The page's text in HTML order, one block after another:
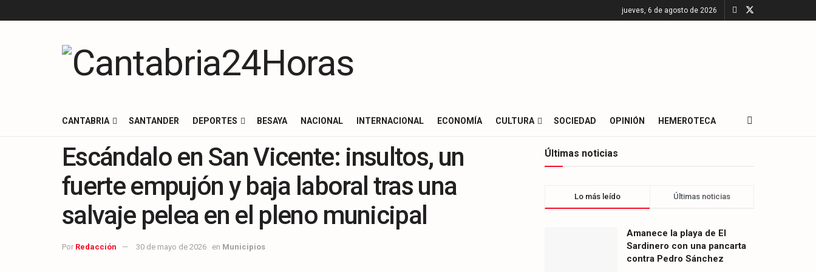
jueves, 6 de agosto de 2026
CANTABRIA SANTANDER DEPORTES BESAYA NACIONAL INTERNACIONAL ECONOMÍA CULTURA SOCIEDAD OPINIÓN HEMEROTECA
Escándalo en San Vicente: insultos, un
fuerte empujón y baja laboral tras una
salvaje pelea en el pleno municipal
Por Redacción 30 de mayo de 2026 en Municipios
Últimas noticias
Lo más leído Últimas noticias
Amanece la playa de El
Sardinero con una pancarta
contra Pedro Sánchez